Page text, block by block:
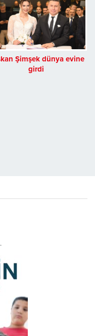
Şimşek dünya evine
girdi
.